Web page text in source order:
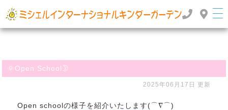
ーガーデン
TOP
🌞Open School🌛
2025年06月17日 更新
Open schoolの様子を紹介いたします(⌒∇⌒)